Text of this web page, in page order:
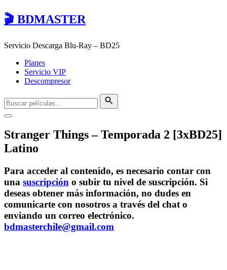
🎬 BDMASTER
Servicio Descarga Blu-Ray – BD25
Planes
Servicio VIP
Descompresor
Stranger Things – Temporada 2 [3xBD25]
Latino
Para acceder al contenido, es necesario contar con
una suscripción o subir tu nivel de suscripción. Si
deseas obtener más información, no dudes en
comunicarte con nosotros a través del chat o
enviando un correo electrónico.
bdmasterchile@gmail.com